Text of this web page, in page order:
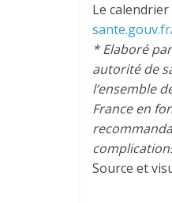
Le calendrier
* Elaboré
autorité de
l’ensemble
France en
Source et